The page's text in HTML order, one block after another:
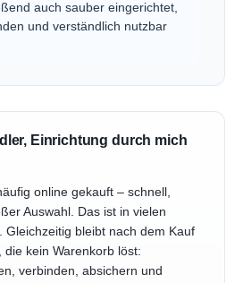
auch sauber eingerichtet,
und verständlich nutzbar
Einrichtung durch mich
online gekauft – schnell,
Auswahl. Das ist in vielen
Gleichzeitig bleibt nach dem Kauf
kein Warenkorb löst:
verbinden, absichern und